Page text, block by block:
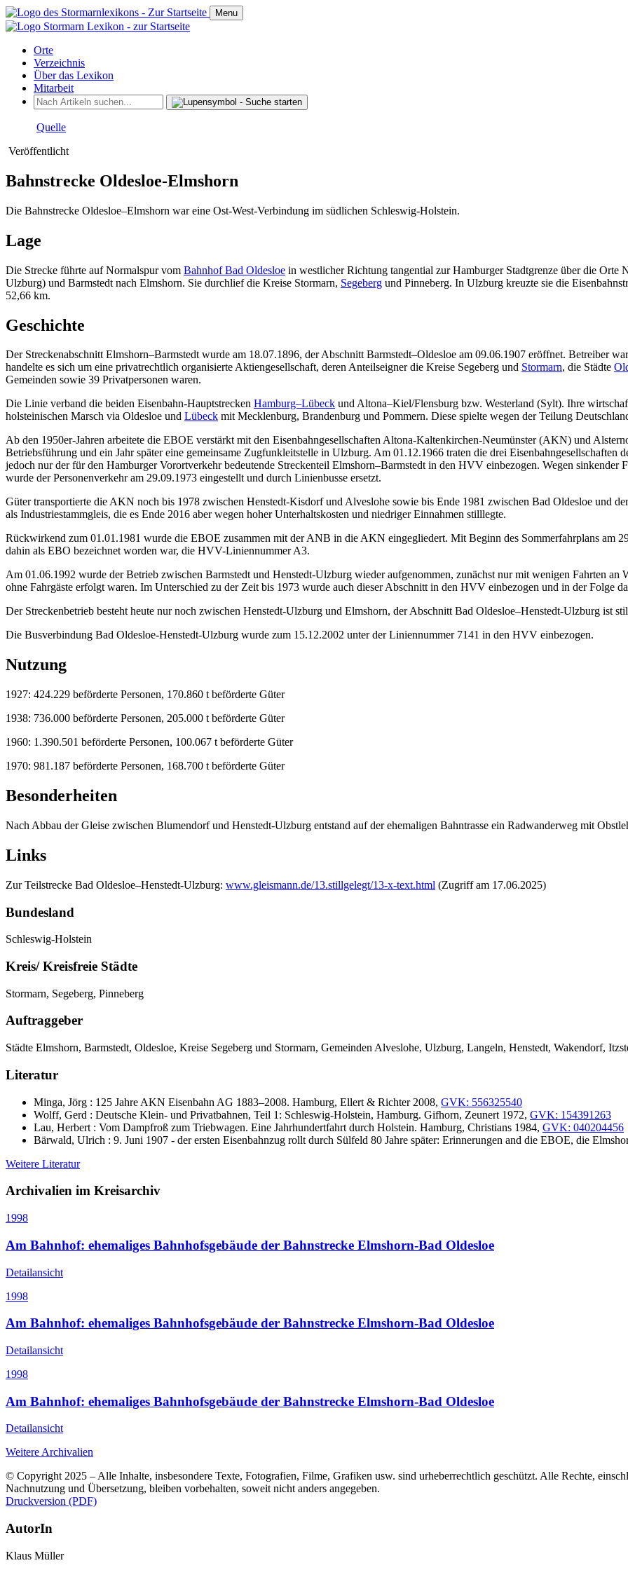
Menu
Orte
Verzeichnis
Über das Lexikon
Mitarbeit
Quelle
Veröffentlicht
Bahnstrecke Oldesloe-Elmshorn
Die Bahnstrecke Oldesloe–Elmshorn war eine Ost-West-Verbindung im südlichen Schleswig-Holstein.
Lage
Die Strecke führte auf Normalspur vom Bahnhof Bad Oldesloe in westlicher Richtung tangential zur Hamburger Stadtgrenze über die
Ulzburg) und Barmstedt nach Elmshorn. Sie durchlief die Kreise Stormarn, Segeberg und Pinneberg. In Ulzburg kreuzte sie die
52,66 km.
Geschichte
Der Streckenabschnitt Elmshorn–Barmstedt wurde am 18.07.1896, der Abschnitt Barmstedt–Oldesloe am 09.06.1907 eröffnet. Betreiber
handelte es sich um eine privatrechtlich organisierte Aktiengesellschaft, deren Anteilseigner die Kreise Segeberg und Stormarn, die Städte
Gemeinden sowie 39 Privatpersonen waren.
Die Linie verband die beiden Eisenbahn-Hauptstrecken Hamburg–Lübeck und Altona–Kiel/Flensburg bzw. Westerland (Sylt). Ihre
holsteinischen Marsch via Oldesloe und Lübeck mit Mecklenburg, Brandenburg und Pommern. Diese spielte wegen der Teilung
Ab den 1950er-Jahren arbeitete die EBOE verstärkt mit den Eisenbahngesellschaften Altona-Kaltenkirchen-Neumünster (AKN) und
Betriebsführung und ein Jahr später eine gemeinsame Zugfunkleitstelle in Ulzburg. Am 01.12.1966 traten die drei Eisenbahngesellschaften
jedoch nur der für den Hamburger Vorortverkehr bedeutende Streckenteil Elmshorn–Barmstedt in den HVV einbezogen. Wegen sinkender
wurde der Personenverkehr am 29.09.1973 eingestellt und durch Linienbusse ersetzt.
Güter transportierte die AKN noch bis 1978 zwischen Henstedt-Kisdorf und Alveslohe sowie bis Ende 1981 zwischen Bad Oldesloe und
als Industriestammgleis, die es Ende 2016 aber wegen hoher Unterhaltskosten und niedriger Einnahmen stilllegte.
Rückwirkend zum 01.01.1981 wurde die EBOE zusammen mit der ANB in die AKN eingegliedert. Mit Beginn des Sommerfahrplans am
dahin als EBO bezeichnet worden war, die HVV-Liniennummer A3.
Am 01.06.1992 wurde der Betrieb zwischen Barmstedt und Henstedt-Ulzburg wieder aufgenommen, zunächst nur mit wenigen Fahrten an
ohne Fahrgäste erfolgt waren. Im Unterschied zu der Zeit bis 1973 wurde auch dieser Abschnitt in den HVV einbezogen und in der Folge
Der Streckenbetrieb besteht heute nur noch zwischen Henstedt-Ulzburg und Elmshorn, der Abschnitt Bad Oldesloe–Henstedt-Ulzburg ist
Die Busverbindung Bad Oldesloe-Henstedt-Ulzburg wurde zum 15.12.2002 unter der Liniennummer 7141 in den HVV einbezogen.
Nutzung
1927: 424.229 beförderte Personen, 170.860 t beförderte Güter
1938: 736.000 beförderte Personen, 205.000 t beförderte Güter
1960: 1.390.501 beförderte Personen, 100.067 t beförderte Güter
1970: 981.187 beförderte Personen, 168.700 t beförderte Güter
Besonderheiten
Nach Abbau der Gleise zwischen Blumendorf und Henstedt-Ulzburg entstand auf der ehemaligen Bahntrasse ein Radwanderweg mit
Links
Zur Teilstrecke Bad Oldesloe–Henstedt-Ulzburg: www.gleismann.de/13.stillgelegt/13-x-text.html (Zugriff am 17.06.2025)
Bundesland
Schleswig-Holstein
Kreis/ Kreisfreie Städte
Stormarn, Segeberg, Pinneberg
Auftraggeber
Städte Elmshorn, Barmstedt, Oldesloe, Kreise Segeberg und Stormarn, Gemeinden Alveslohe, Ulzburg, Langeln, Henstedt, Wakendorf,
Literatur
Minga, Jörg : 125 Jahre AKN Eisenbahn AG 1883–2008. Hamburg, Ellert & Richter 2008, GVK: 556325540
Wolff, Gerd : Deutsche Klein- und Privatbahnen, Teil 1: Schleswig-Holstein, Hamburg. Gifhorn, Zeunert 1972, GVK: 154391263
Lau, Herbert : Vom Dampfroß zum Triebwagen. Eine Jahrhundertfahrt durch Holstein. Hamburg, Christians 1984, GVK: 040204456
Bärwald, Ulrich : 9. Juni 1907 - der ersten Eisenbahnzug rollt durch Sülfeld 80 Jahre später: Erinnerungen and die EBOE, die
Weitere Literatur
Archivalien im Kreisarchiv
1998
Am Bahnhof: ehemaliges Bahnhofsgebäude der Bahnstrecke Elmshorn-Bad Oldesloe
Detailansicht
1998
Am Bahnhof: ehemaliges Bahnhofsgebäude der Bahnstrecke Elmshorn-Bad Oldesloe
Detailansicht
1998
Am Bahnhof: ehemaliges Bahnhofsgebäude der Bahnstrecke Elmshorn-Bad Oldesloe
Detailansicht
Weitere Archivalien
© Copyright 2025 – Alle Inhalte, insbesondere Texte, Fotografien, Filme, Grafiken usw. sind urheberrechtlich geschützt. Alle Rechte,
Nachnutzung und Übersetzung, bleiben vorbehalten, soweit nicht anders angegeben.
Druckversion (PDF)
AutorIn
Klaus Müller